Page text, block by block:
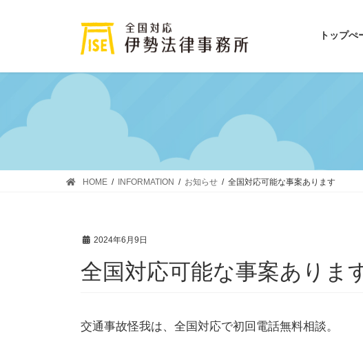
ツ
シ
移
トップぺ
HOME INFORMATION お知らせ 全国対応可能な事案あります
2024年6月9日
全国対応可能な事案ありま
交通事故怪我は、全国対応で初回電話無料相談。